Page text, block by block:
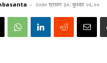
- २०७० श्रावण ३०, बुधबार ०६:००